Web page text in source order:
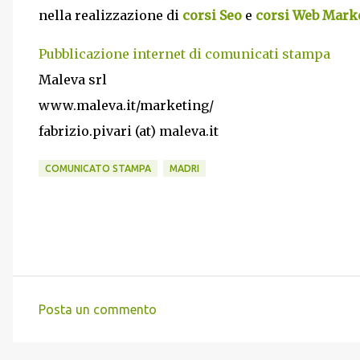
nella realizzazione di corsi Seo e corsi Web
Pubblicazione internet di comunicati stampa
Maleva srl
www.maleva.it/marketing/
fabrizio.pivari (at) maleva.it
COMUNICATO STAMPA MADRI
Posta un commento